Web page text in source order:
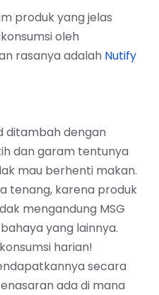
produk yang jelas
oleh
rasanya adalah Nutify
ditambah dengan
dan garam tentunya
mau berhenti makan.
tenang, karena produk
mengandung MSG
yang lainnya.
harian!
secara
ada di mana